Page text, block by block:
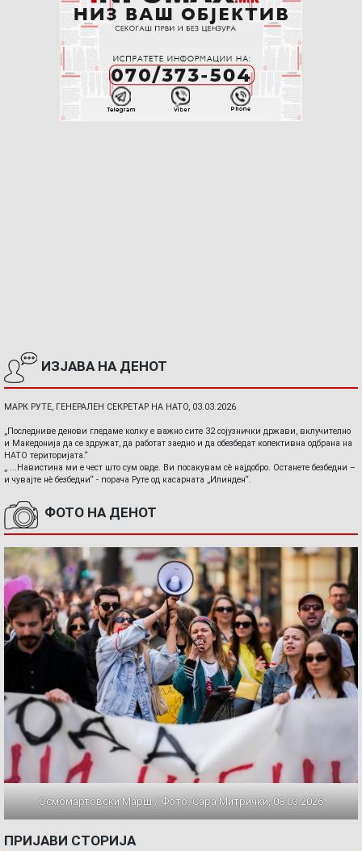
ИЗЈАВА НА ДЕНОТ
МАРК РУТЕ, ГЕНЕРАЛЕН СЕКРЕТАР НА НАТО, 03.03.2026
„Последниве денови гледаме колку е важно сите 32 сојузнички држави, вклучително
и Македонија да се здружат, да работат заедно и да обезбедат колективна одбрана на
НАТО територијата.“
„ ...Навистина ми е чест што сум овде. Ви посакувам сè најдобро. Останете безбедни –
и чувајте нè безбедни“ - порача Руте од касарната „Илинден“.
ФОТО НА ДЕНОТ
Осмомартовски Марш / Фото: Сара Митрички, 08.03.2026
ПРИЈАВИ СТОРИЈА